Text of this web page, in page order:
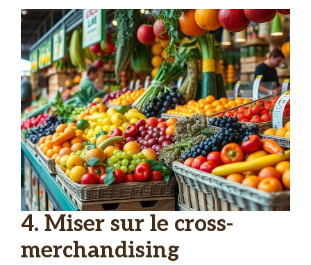
4. Miser sur le cross-
merchandising